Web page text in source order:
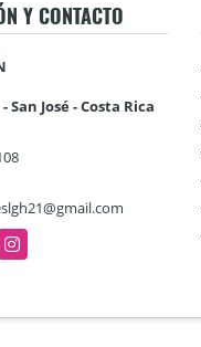
Y CONTACTO
San José - Costa Rica